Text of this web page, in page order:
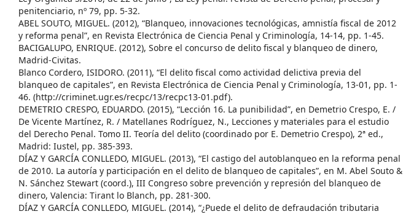
penitenciario, nº 79, pp. 5-32.
ABEL SOUTO, MIGUEL. (2012), “Blanqueo, innovaciones tecnológicas, amnistía fiscal de 2012
y reforma penal”, en Revista Electrónica de Ciencia Penal y Criminología, 14-14, pp. 1-45.
BACIGALUPO, ENRIQUE. (2012), Sobre el concurso de delito fiscal y blanqueo de dinero,
Madrid-Civitas.
Blanco Cordero, ISIDORO. (2011), “El delito fiscal como actividad delictiva previa del
blanqueo de capitales”, en Revista Electrónica de Ciencia Penal y Criminología, 13-01, pp. 1-
46. (http://criminet.ugr.es/recpc/13/recpc13-01.pdf).
DEMETRIO CRESPO, EDUARDO. (2015), “Lección 16. La punibilidad”, en Demetrio Crespo, E. /
De Vicente Martínez, R. / Matellanes Rodríguez, N., Lecciones y materiales para el estudio
del Derecho Penal. Tomo II. Teoría del delito (coordinado por E. Demetrio Crespo), 2ª ed.,
Madrid: Iustel, pp. 385-393.
DÍAZ Y GARCÍA CONLLEDO, MIGUEL. (2013), “El castigo del autoblanqueo en la reforma penal
de 2010. La autoría y participación en el delito de blanqueo de capitales”, en M. Abel Souto &
N. Sánchez Stewart (coord.), III Congreso sobre prevención y represión del blanqueo de
dinero, Valencia: Tirant lo Blanch, pp. 281-300.
DÍAZ Y GARCÍA CONLLEDO, MIGUEL. (2014), “¿Puede el delito de defraudación tributaria